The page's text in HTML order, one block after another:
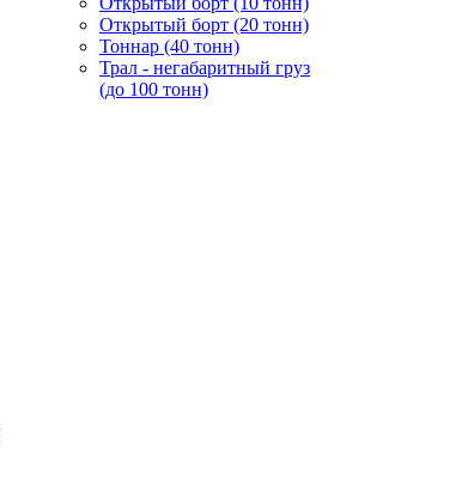
Открытый борт (20 тонн)
Тоннар (40 тонн)
Трал - негабаритный груз
(до 100 тонн)